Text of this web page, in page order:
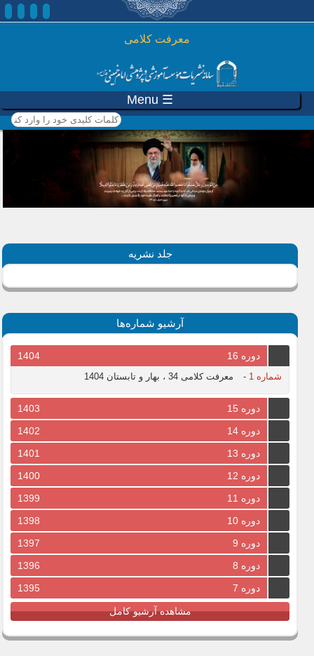
رفتن به محتوای اصلی
معرفت کلامی
☰ Menu
کلمات کلیدی خود را وارد
کنید
جلد نشریه
آرشیو شماره‌ها
دوره 16 1404
شماره 1 - معرفت کلامی 34 ، بهار و تابستان 1404
دوره 15
1403
دوره 14
1402
دوره 13
1401
دوره 12
1400
دوره 11
1399
دوره 10
1398
دوره 9
1397
دوره 8
1396
دوره 7
1395
مشاهده آرشیو کامل